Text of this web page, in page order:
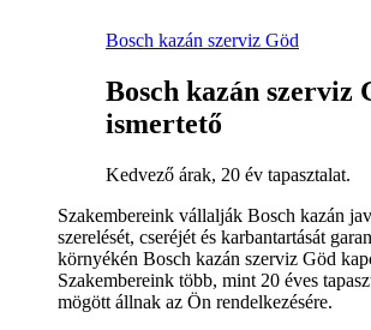
Bosch kazán szerviz Göd
Bosch kazán szerviz
ismertető
Kedvező árak, 20 év tapasztalat.
Szakembereink vállalják Bosch kazán
szerelését, cseréjét és karbantartását
környékén Bosch kazán szerviz Göd
Szakembereink több, mint 20 éves
mögött állnak az Ön rendelkezésére.